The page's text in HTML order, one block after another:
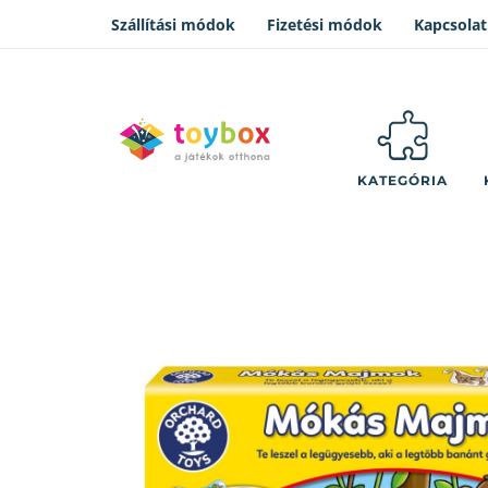
Szállítási módok Fizetési módok Kapcsolat
KATEGÓRIA